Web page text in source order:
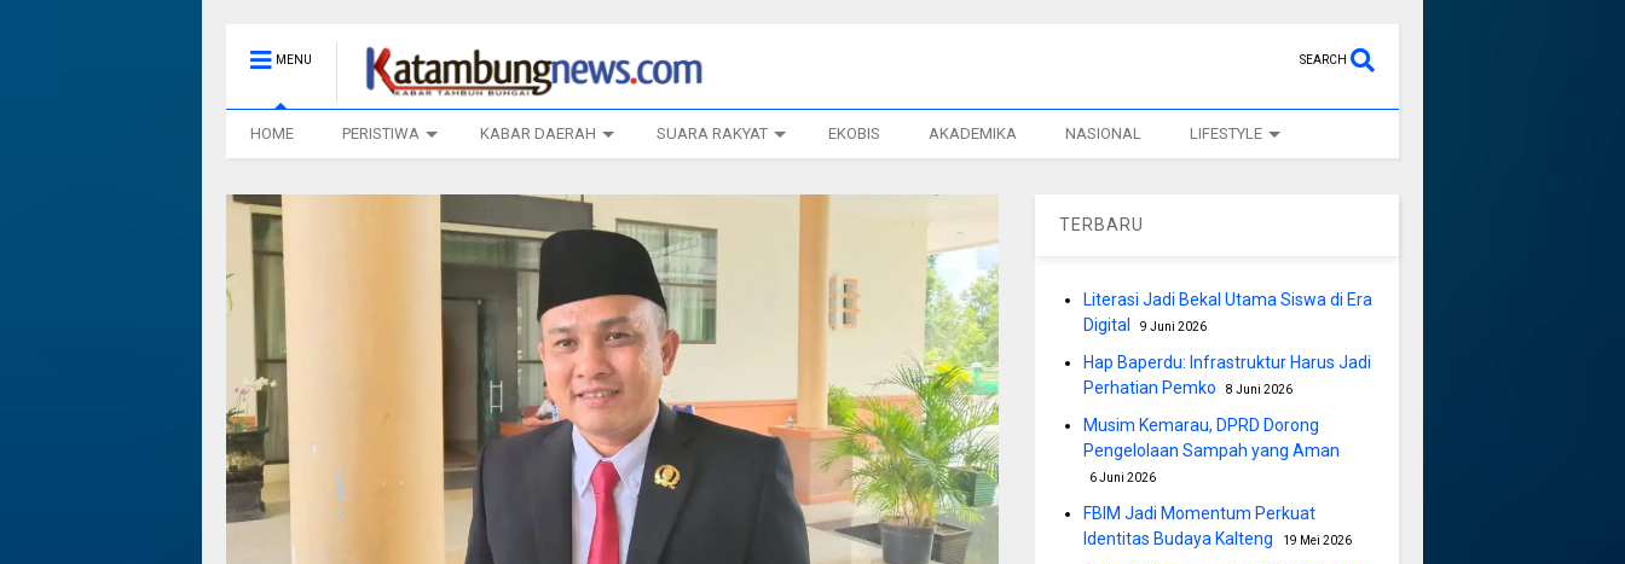
MENU SEARCH
HOME PERISTIWA KABAR DAERAH SUARA RAKYAT EKOBIS AKADEMIKA NASIONAL LIFESTYLE
TERBARU
Literasi Jadi Bekal Utama Siswa di Era
Digital
9 Juni 2026
Hap Baperdu: Infrastruktur Harus Jadi
Perhatian Pemko
8 Juni 2026
Musim Kemarau, DPRD Dorong
Pengelolaan Sampah yang Aman
6 Juni 2026
FBIM Jadi Momentum Perkuat
Identitas Budaya Kalteng
19 Mei 2026